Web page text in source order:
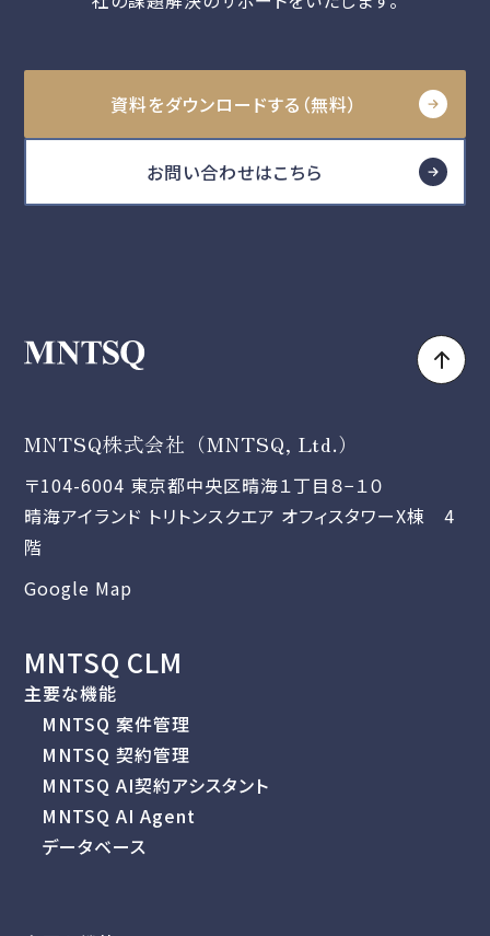
資料をダウンロードする（無料）
お問い合わせはこちら
MNTSQ株式会社（MNTSQ, Ltd.）
〒104-6004 東京都中央区晴海１丁目８−１０
晴海アイランド トリトンスクエア オフィスタワーX棟 4
階
Google Map
MNTSQ CLM
主要な機能
MNTSQ 案件管理
MNTSQ 契約管理
MNTSQ AI契約アシスタント
MNTSQ AI Agent
データベース